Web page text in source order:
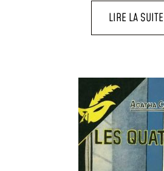
LIRE LA SUITE